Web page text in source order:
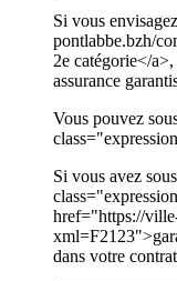
Si vous
pontlabbe.bzh/
2e catégorie</
assurance
Vous pouvez
Si vous avez
href="https://
dans votre